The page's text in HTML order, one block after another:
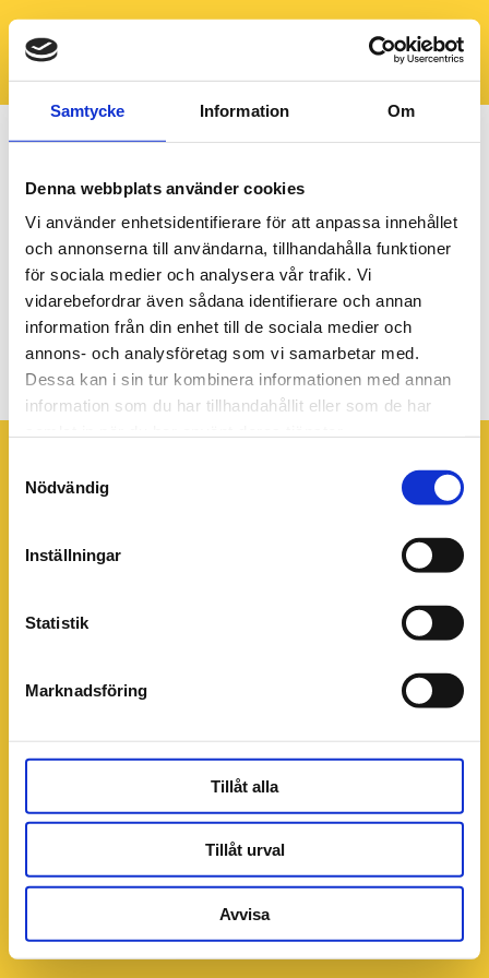
Samtycke Information Om
Denna webbplats använder cookies
Vi använder enhetsidentifierare för att anpassa innehållet
och annonserna till användarna, tillhandahålla funktioner
för sociala medier och analysera vår trafik. Vi
vidarebefordrar även sådana identifierare och annan
information från din enhet till de sociala medier och
annons- och analysföretag som vi samarbetar med.
Dessa kan i sin tur kombinera informationen med annan
information som du har tillhandahållit eller som de har
Nödvändig
Inställningar
Statistik
Marknadsföring
Tillåt alla
Tillåt urval
Avvisa
Hero_v48-50_1920x640px